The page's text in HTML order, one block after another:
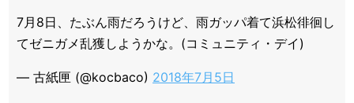
7月8日、たぶん雨だろうけど、雨ガッパ着て浜松徘徊し
てゼニガメ乱獲しようかな。(コミュニティ・デイ)
— 古紙匣 (@kocbaco) 2018年7月5日